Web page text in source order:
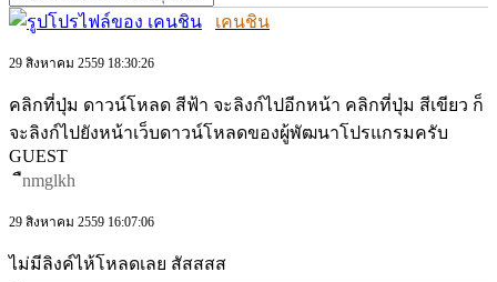
เคนชิน
29 สิงหาคม 2559 18:30:26
คลิกที่ปุ่ม ดาวน์โหลด สีฟ้า จะลิงก์ไปอีกหน้า คลิกที่ปุ่ม สีเขียว ก็
จะลิงก์ไปยังหน้าเว็บดาวน์โหลดของผู้พัฒนาโปรแกรมครับ
GUEST
ืnmglkh
29 สิงหาคม 2559 16:07:06
ไม่มีลิงค์ไห้โหลดเลย สัสสสส